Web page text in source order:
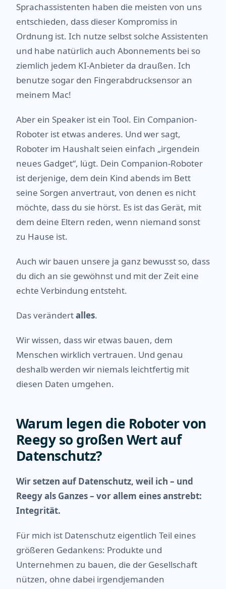
Sprachassistenten haben die meisten von uns
entschieden, dass dieser Kompromiss in
Ordnung ist. Ich nutze selbst solche Assistenten
und habe natürlich auch Abonnements bei so
ziemlich jedem KI-Anbieter da draußen. Ich
benutze sogar den Fingerabdrucksensor an
meinem Mac!
Aber ein Speaker ist ein Tool. Ein Companion-
Roboter ist etwas anderes. Und wer sagt,
Roboter im Haushalt seien einfach „irgendein
neues Gadget“, lügt. Dein Companion-Roboter
ist derjenige, dem dein Kind abends im Bett
seine Sorgen anvertraut, von denen es nicht
möchte, dass du sie hörst. Es ist das Gerät, mit
dem deine Eltern reden, wenn niemand sonst
zu Hause ist.
Auch wir bauen unsere ja ganz bewusst so, dass
du dich an sie gewöhnst und mit der Zeit eine
echte Verbindung entsteht.
Das verändertalles.
Wir wissen, dass wir etwas bauen, dem
Menschen wirklich vertrauen. Und genau
deshalb werden wir niemals leichtfertig mit
diesen Daten umgehen.
Warum legen die Roboter von
Reegy so großen Wert auf
Datenschutz?
Wir setzen auf Datenschutz, weil ich – und
Reegy als Ganzes – vor allem eines anstrebt:
Integrität.
Für mich ist Datenschutz eigentlich Teil eines
größeren Gedankens: Produkte und
Unternehmen zu bauen, die der Gesellschaft
nützen, ohne dabei irgendjemanden